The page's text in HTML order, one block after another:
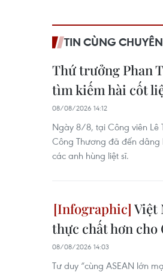
TIN CÙNG
Thứ trưởng Phan
tìm kiếm hài cốt
08/08/2026 14:12
Ngày 8/8, tại Công viên Lê
Công Thương đã đến dâng
các anh hùng liệt sĩ.
Việt
thực chất hơn cho
08/08/2026 14:03
Tư duy “cùng ASEAN lớn